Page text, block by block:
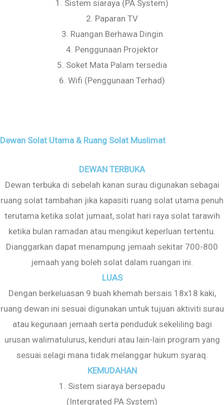
1. Sistem siaraya (PA System)
2. Paparan TV
3. Ruangan Berhawa Dingin
4. Penggunaan Projektor
5. Soket Mata Palam tersedia
6. Wifi (Penggunaan Terhad)
Dewan Solat Utama & Ruang Solat Muslimat
DEWAN TERBUKA
Dewan terbuka di sebelah kanan surau digunakan sebagai
ruang solat tambahan jika kapasiti ruang solat utama penuh
terutama ketika solat jumaat, solat hari raya solat tarawih
ketika bulan ramadan atau mengikut keperluan tertentu.
Dianggarkan dapat menampung jemaah sekitar 700-800
jemaah yang boleh solat dalam ruangan ini.
LUAS
Dengan berkeluasan 9 buah khemah bersais 18x18 kaki,
ruang dewan ini sesuai digunakan untuk tujuan aktiviti surau
atau kegunaan jemaah serta penduduk sekeliling bagi
urusan walimatulurus, kenduri atau lain-lain program yang
sesuai selagi mana tidak melanggar hukum syaraq.
KEMUDAHAN
1. Sistem siaraya bersepadu
(Intergrated PA System)